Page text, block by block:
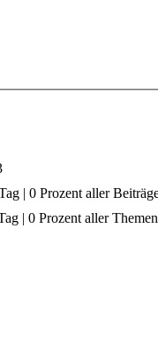
| 0 Prozent aller
| 0 Prozent aller